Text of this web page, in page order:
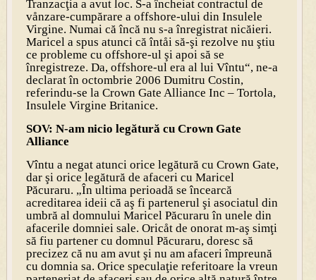
Tranzacţia a avut loc. S-a încheiat contractul de
vånzare-cumpărare a offshore-ului din Insulele
Virgine. Numai că încă nu s-a înregistrat nicăieri.
Maricel a spus atunci că întåi să-şi rezolve nu ştiu
ce probleme cu offshore-ul şi apoi să se
înregistreze. Da, offshore-ul era al lui Vîntu“, ne-a
declarat în octombrie 2006 Dumitru Costin,
referindu-se la Crown Gate Alliance Inc – Tortola,
Insulele Virgine Britanice.
SOV: N-am nicio legătură cu Crown Gate
Alliance
Vîntu a negat atunci orice legătură cu Crown Gate,
dar şi orice legătură de afaceri cu Maricel
Păcuraru. „În ultima perioadă se încearcă
acreditarea ideii că aş fi partenerul şi asociatul din
umbră al domnului Maricel Păcuraru în unele din
afacerile domniei sale. Oricåt de onorat m-aş simţi
să fiu partener cu domnul Păcuraru, doresc să
precizez că nu am avut şi nu am afaceri împreună
cu domnia sa. Orice speculaţie referitoare la vreun